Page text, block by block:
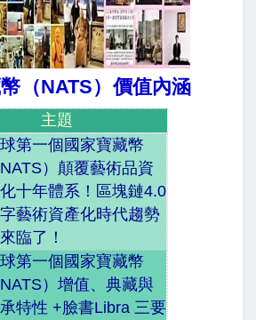
（NATS）價值內涵
主題
第一個國家寶藏幣
NATS）顛覆藝術品資
十年體系！區塊鏈4.0
藝術資產化時代趨勢
臨了！
第一個國家寶藏幣
NATS）增值、典藏與
特性 +臉書Libra 三要